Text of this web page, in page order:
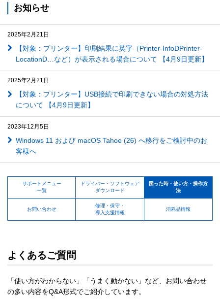
お知らせ
2025年2月21日
【対象：プリンター】印刷結果に英字（Printer-InfoDPrinter-
LocationD…など）が表示される場合について 【4月9日更新】
2025年2月21日
【対象：プリンター】USB接続で印刷できない場合の対処方法
について 【4月9日更新】
2023年12月5日
Windows 11 および macOS Tahoe (26) へ移行をご検討中のお
客様へ
サポートメニュー
一覧
ドライバー・ソフトウェア
ダウンロード
困った時・使い方・操作方
法
お問い合わせ
修理・保守・
導入支援情報
消耗品情報
よくあるご質問
「使い方がわからない」「うまく動かない」など、お問い合わせ
の多い内容をQ&A形式でご紹介しています。